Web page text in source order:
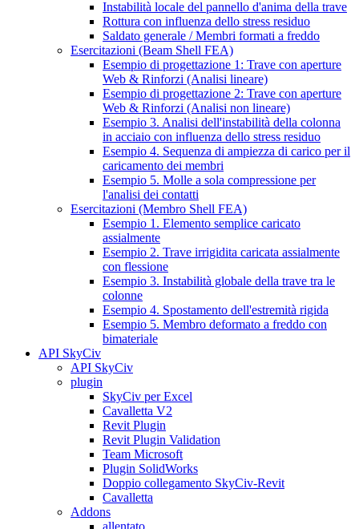
Instabilità locale del pannello d'anima della trave
Rottura con influenza dello stress residuo
Saldato generale / Membri formati a freddo
Esercitazioni (Beam Shell FEA)
Esempio di progettazione 1: Trave con aperture
Web & Rinforzi (Analisi lineare)
Esempio di progettazione 2: Trave con aperture
Web & Rinforzi (Analisi non lineare)
Esempio 3. Analisi dell'instabilità della colonna
in acciaio con influenza dello stress residuo
Esempio 4. Sequenza di ampiezza di carico per il
caricamento dei membri
Esempio 5. Molle a sola compressione per
l'analisi dei contatti
Esercitazioni (Membro Shell FEA)
Esempio 1. Elemento semplice caricato
assialmente
Esempio 2. Trave irrigidita caricata assialmente
con flessione
Esempio 3. Instabilità globale della trave tra le
colonne
Esempio 4. Spostamento dell'estremità rigida
Esempio 5. Membro deformato a freddo con
bimateriale
API SkyCiv
API SkyCiv
plugin
SkyCiv per Excel
Cavalletta V2
Revit Plugin
Revit Plugin Validation
Team Microsoft
Plugin SolidWorks
Doppio collegamento SkyCiv-Revit
Cavalletta
Addons